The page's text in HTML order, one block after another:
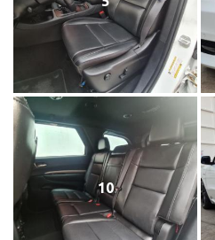
10